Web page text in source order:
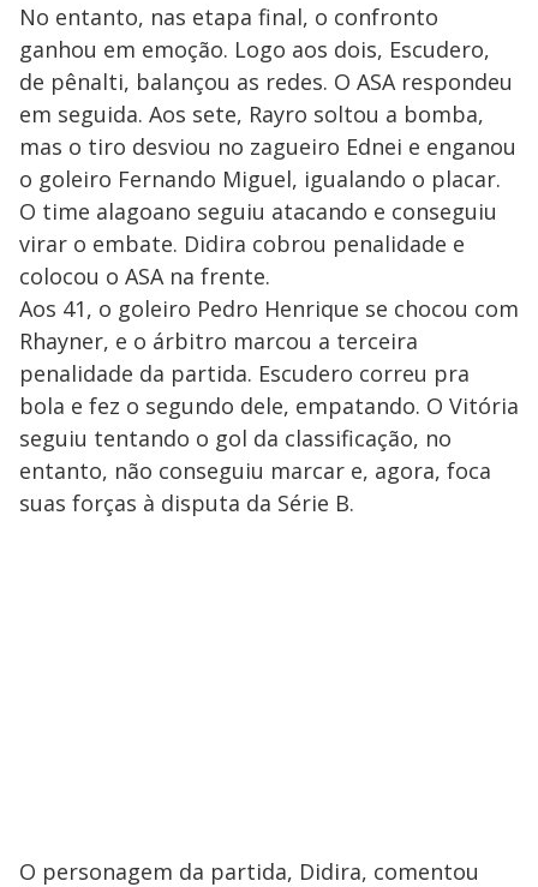
No entanto, nas etapa final, o confronto
ganhou em emoção. Logo aos dois, Escudero,
de pênalti, balançou as redes. O ASA respondeu
em seguida. Aos sete, Rayro soltou a bomba,
mas o tiro desviou no zagueiro Ednei e enganou
o goleiro Fernando Miguel, igualando o placar.
O time alagoano seguiu atacando e conseguiu
virar o embate. Didira cobrou penalidade e
colocou o ASA na frente.
Aos 41, o goleiro Pedro Henrique se chocou com
Rhayner, e o árbitro marcou a terceira
penalidade da partida. Escudero correu pra
bola e fez o segundo dele, empatando. O Vitória
seguiu tentando o gol da classificação, no
entanto, não conseguiu marcar e, agora, foca
suas forças à disputa da Série B.
O personagem da partida, Didira, comentou